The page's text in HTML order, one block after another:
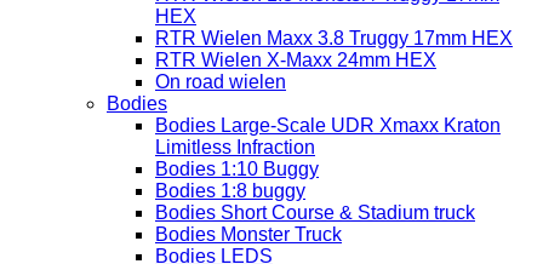
HEX
RTR Wielen Maxx 3.8 Truggy 17mm HEX
RTR Wielen X-Maxx 24mm HEX
On road wielen
Bodies
Bodies Large-Scale UDR Xmaxx Kraton
Limitless Infraction
Bodies 1:10 Buggy
Bodies 1:8 buggy
Bodies Short Course & Stadium truck
Bodies Monster Truck
Bodies LEDS